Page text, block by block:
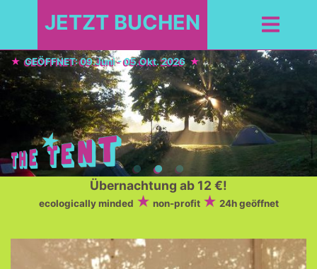
JETZT BUCHEN
GEÖFFNET: 09.Juni - 05.Okt. 2026
Übernachtung ab 12 €!
ecologically minded non-profit 24h geöffnet